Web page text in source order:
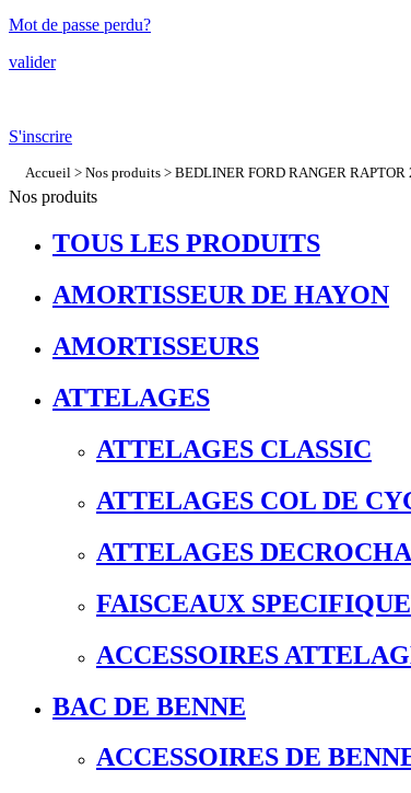
Mot de passe perdu?
valider
S'inscrire
Accueil > Nos produits > BEDLINER FORD RANGER
Nos produits
TOUS LES PRODUITS
AMORTISSEUR DE HAYON
AMORTISSEURS
ATTELAGES
ATTELAGES CLASSIC
ATTELAGES COL DE
ATTELAGES
FAISCEAUX SPECIFIQUE
ACCESSOIRES
BAC DE BENNE
ACCESSOIRES DE